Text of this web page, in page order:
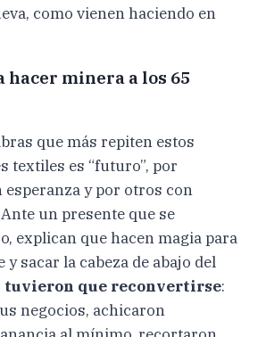
como vienen haciendo en
hacer minera a los 65
que más repiten estos
textiles es “futuro”, por
y por otros con
un presente que se
explican que hacen magia para
y sacar la cabeza de abajo del
tuvieron que reconvertirse:
negocios, achicaron